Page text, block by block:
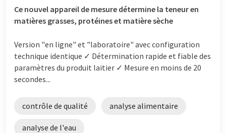
Ce nouvel appareil de mesure détermine la teneur en
matières grasses, protéines et matière sèche
Version "en ligne" et "laboratoire" avec configuration
technique identique ✓ Détermination rapide et fiable des
paramètres du produit laitier ✓ Mesure en moins de 20
secondes...
contrôle de qualité analyse alimentaire
analyse de l'eau